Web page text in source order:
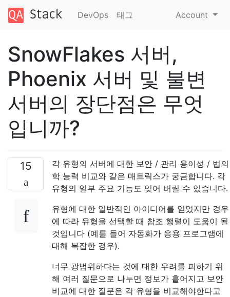
DevOps 태그 Account
SnowFlakes 서버,
Phoenix 서버 및 불변
서버의 장단점은 무엇
입니까?
15
각 유형의 서버에 대한 보안 / 관리 용이성 / 법의
학 능력 비교와 같은 매트릭스가 궁금합니다. 각
유형의 일부 주요 기능도 잊어 버릴 수 있습니다.
유형에 대한 일반적인 아이디어를 얻었지만 경우
에 따라 유형을 선택할 때 참조 행렬이 도움이 될
것입니다 (예를 들어 자동화가 응용 프로그램에
대해 복잡한 경우).
너무 광범위하다는 것에 대한 우려를 피하기 위
해 여러 질문으로 나누면 정보가 흩어지고 보안
비교에 대한 질문은 각 유형을 비교해야한다고